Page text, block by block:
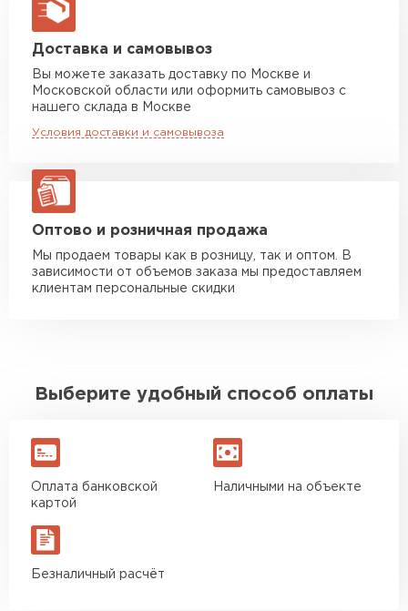
макс. длина груза 13,5 м
Манипулятор до 5 тн
Манипулятор до 10 тн
макс. длина груза 8 м
макс. длина груза 13,5 м
ЗАКАЗАТЬ С ДОСТАВКОЙ
Доставка и самовывоз
Вы можете заказать доставку по Москве и
Московской области или оформить самовывоз с
нашего склада в Москве
Условия доставки и самовывоза
Оптово и розничная продажа
Мы продаем товары как в розницу, так и оптом. В
зависимости от объемов заказа мы предоставляем
клиентам персональные скидки
Выберите удобный способ оплаты
Оплата банковской
картой
Наличными на объекте
Безналичный расчёт